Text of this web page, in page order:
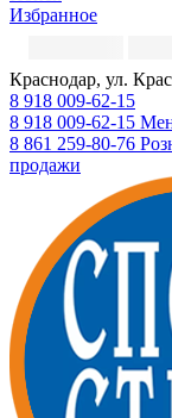
Избранное
Краснодар, ул.
8 918 009-62-15
8 918 009-62-15
8 861 259-80-76
продажи